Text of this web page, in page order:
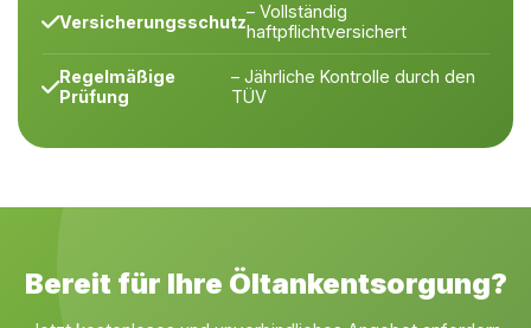
Versicherungsschutz– Vollständig
haftpflichtversichert
Regelmäßige
Prüfung
– Jährliche Kontrolle durch den
TÜV
Bereit für Ihre Öltankentsorgung?